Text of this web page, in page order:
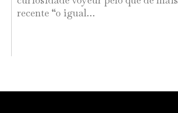
recente “o igual…